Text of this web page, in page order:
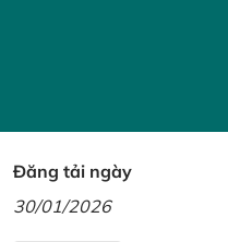
Đăng tải ngày
30/01/2026